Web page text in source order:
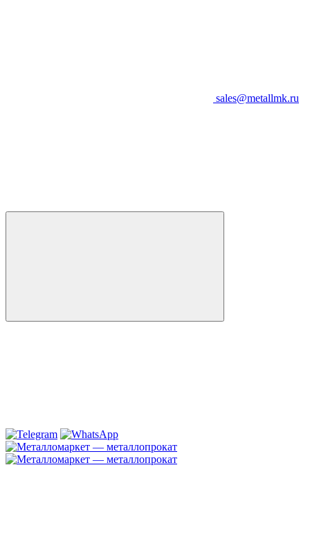
sales@metallmk.ru